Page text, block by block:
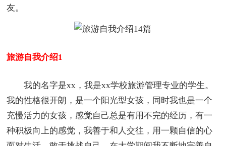
友。
旅游自我介绍1
我的名字是xx，我是xx学校旅游管理专业的学生。
我的性格很开朗，是一个阳光型女孩，同时我也是一个
充慢活力的女孩，感觉自己总是有用不完的经历，有一
种积极向上的感觉，我善于和人交往，用一颗自信的心